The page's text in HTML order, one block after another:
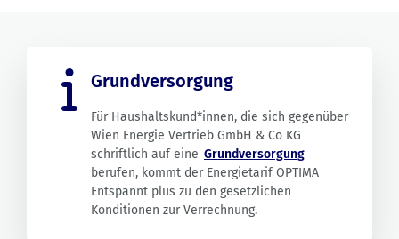
Grundversorgung
Für Haushaltskund*innen, die sich gegenüber
Wien Energie Vertrieb GmbH & Co KG
schriftlich auf eine Grundversorgung
berufen, kommt der Energietarif OPTIMA
Entspannt plus zu den gesetzlichen
Konditionen zur Verrechnung.